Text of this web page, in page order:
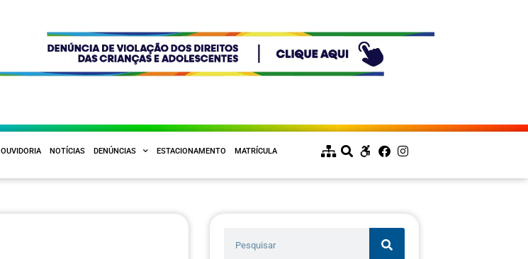
OUVIDORIA NOTÍCIAS DENÚNCIAS ESTACIONAMENTO MATRÍCULA